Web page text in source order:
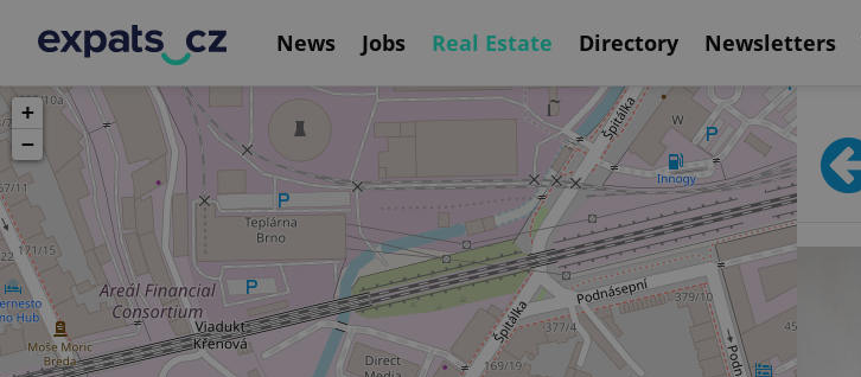
News Jobs Real Estate Directory Newsletters
+
−